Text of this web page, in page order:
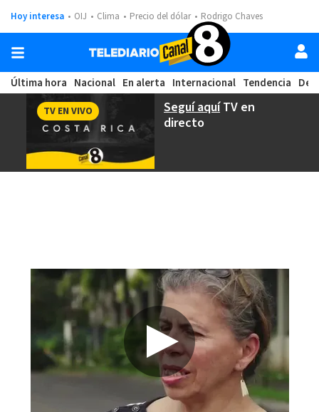
Hoy interesa OIJ Clima Precio del dólar Rodrigo Chaves
Última hora Nacional En alerta Internacional Tendencia
Seguí aquíTV en
directo
TV EN VIVO